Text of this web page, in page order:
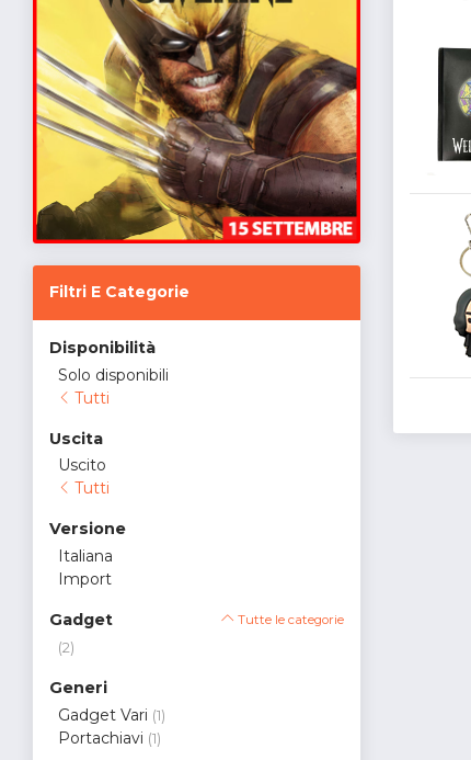
Filtri E Categorie
Disponibilità
Solo disponibili
Tutti
Uscita
Uscito
Tutti
Versione
Italiana
Import
Gadget Tutte le categorie
(2)
Generi
Gadget Vari (1)
Portachiavi (1)